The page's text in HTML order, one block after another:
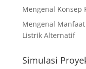
Mengenal Konsep
Mengenal
Listrik Alternatif
Simulasi